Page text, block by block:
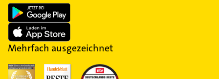
Mehrfach ausgezeichnet